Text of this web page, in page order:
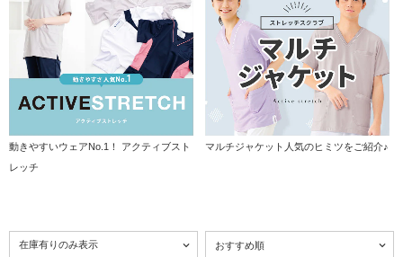
動きやすいウェアNo.1！ アクティブスト
レッチ
マルチジャケット人気のヒミツをご紹介♪